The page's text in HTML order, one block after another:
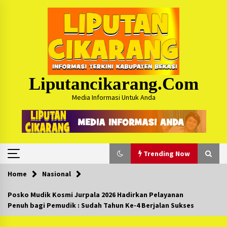
Liputancikarang.com
Media Informasi Untuk Anda
Trending Now
Trending Now
Posko Mudik Kosmi Jurpala 2026 Hadirkan
Home Nasional
Posko Mudik Kosmi Jurpala 2026 Hadirkan Pelayanan
Penuh bagi Pemudik : Sudah Tahun Ke-4 Berjalan Sukses